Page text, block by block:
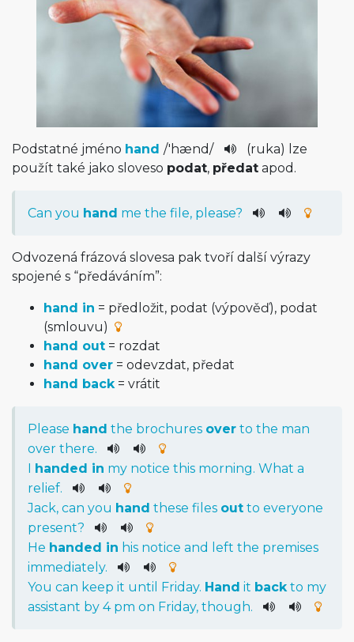
Podstatné jméno hand /'hænd/
(ruka) lze
použít také jako sloveso podat, předat apod.
Can you hand me the file, please?
Odvozená frázová slovesa pak tvoří další výrazy
spojené s “předáváním”:
hand in = předložit, podat (výpověď), podat
(smlouvu)
hand out = rozdat
hand over = odevzdat, předat
hand back = vrátit
Please hand the brochures over to the man
over there.
I handed in my notice this morning. What a
relief.
Jack, can you hand these files out to everyone
present?
He handed in his notice and left the premises
immediately.
You can keep it until Friday. Hand it back to my
assistant by 4 pm on Friday, though.